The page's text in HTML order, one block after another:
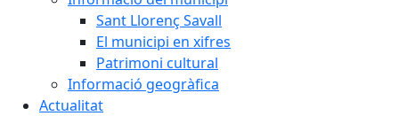
Sant Llorenç Savall
El municipi en xifres
Patrimoni cultural
Informació geogràfica
Actualitat